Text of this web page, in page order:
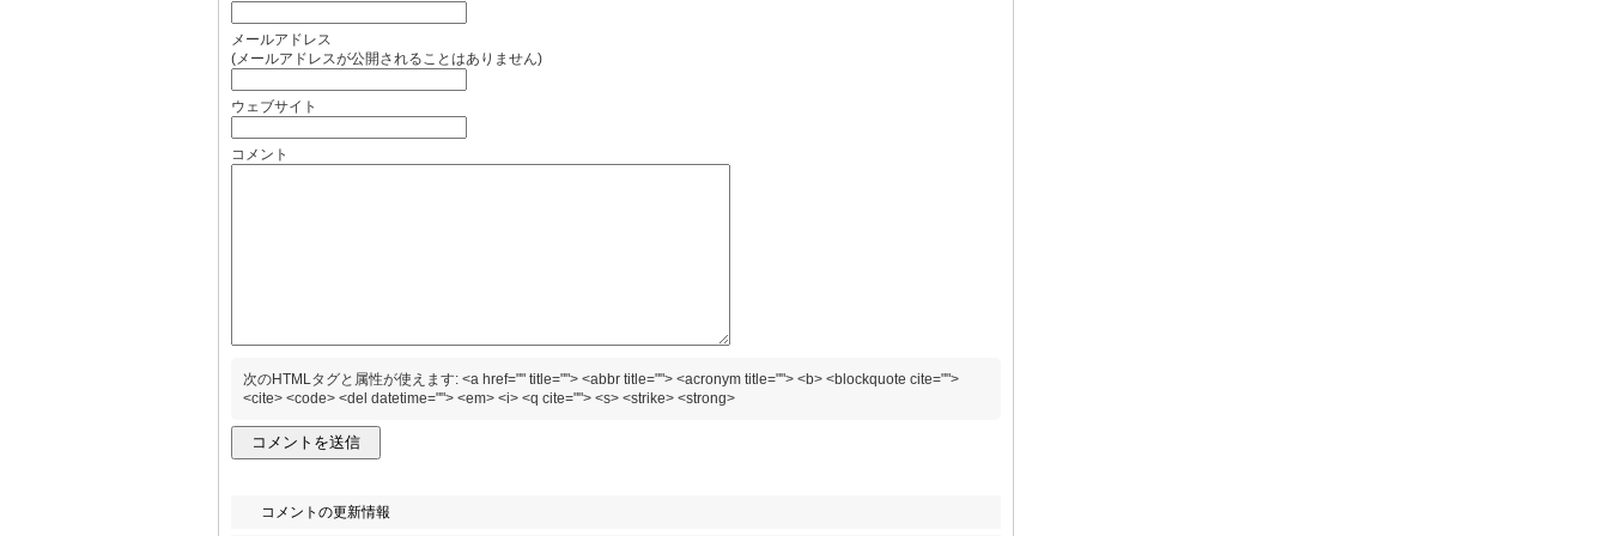
メールアドレス
(メールアドレスが公開されることはありません)
ウェブサイト
コメント
次のHTMLタグと属性が使えます: <a href="" title=""> <abbr title=""> <acronym title=""> <b> <blockquote cite="">
<cite> <code> <del datetime=""> <em> <i> <q cite=""> <s> <strike> <strong>
コメントの更新情報